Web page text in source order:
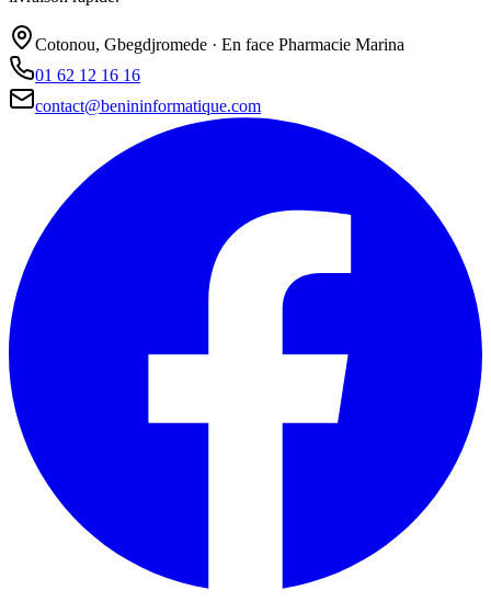
Cotonou, Gbegdjromede · En face Pharmacie Marina
01 62 12 16 16
contact@benininformatique.com